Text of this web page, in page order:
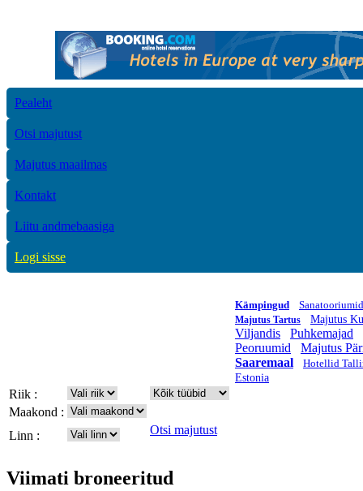
Pealeht
Otsi majutust
Majutus maailmas
Kontakt
Liitu andmebaasiga
Logi sisse
Kämpingud Sanatooriumid
Majutus Tartus Majutus
Viljandis
Puhkemajad
Peoruumid
Majutus
Saaremaal
Hotellid
Estonia
Riik :
Maakond :
Linn :
Otsi majutust
Viimati broneeritud